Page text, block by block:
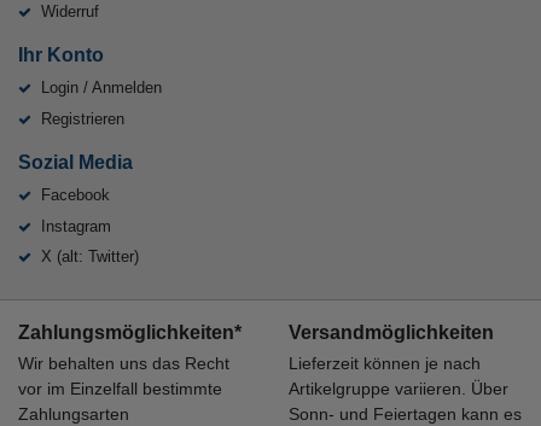
Widerruf
Ihr Konto
Login / Anmelden
Registrieren
Sozial Media
Facebook
Instagram
X (alt: Twitter)
Zahlungsmöglichkeiten*
Wir behalten uns das Recht
vor im Einzelfall bestimmte
Zahlungsarten
Versandmöglichkeiten
Lieferzeit können je nach
Artikelgruppe variieren. Über
Sonn- und Feiertagen kann es